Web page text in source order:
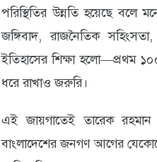
পরিস্থিতির উন্নতি হয়েছে বলে
জঙ্গিবাদ, রাজনৈতিক
ইতিহাসের শিক্ষা হলো—প্রথম
ধরে রাখাও জরুরি।
এই জায়গাতেই তারেক রহমান
বাংলাদেশের জনগণ আগের